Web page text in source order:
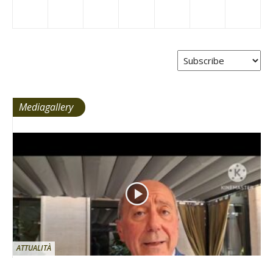
Mediagallery
ATTUALITÀ